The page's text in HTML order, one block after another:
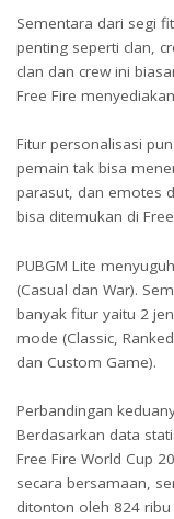
Sementara dari segi
penting seperti clan,
clan dan crew ini
Free Fire
Fitur personalisasi
pemain tak bisa
parasut, dan emotes
bisa ditemukan di
PUBGM Lite
(Casual dan War).
banyak fitur yaitu 2
mode (Classic,
dan Custom Game).
Perbandingan
Berdasarkan data
Free Fire World Cup
secara bersamaan,
ditonton oleh 824